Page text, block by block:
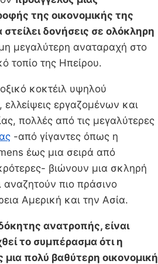
της οικονομικής της
δονήσεις σε ολόκληρη
μεγαλύτερη αναταραχή στο
τοπίο της Ηπείρου.
κοκτέιλ υψηλού
ελλείψεις εργαζομένων και
πολλές από τις μεγαλύτερες
-από γίγαντες όπως η
έως μια σειρά από
βιώνουν μια σκληρή
αναζητούν πιο πράσινο
Αμερική και την Ασία.
ανατροπής, είναι
το συμπέρασμα ότι η
μια πολύ βαθύτερη οικονομική